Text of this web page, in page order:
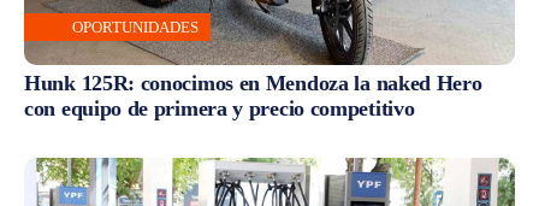
OPORTUNIDADES
Hunk 125R: conocimos en Mendoza la naked Hero
con equipo de primera y precio competitivo